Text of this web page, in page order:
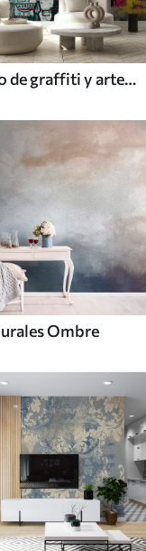
de graffiti y arte
Ombre